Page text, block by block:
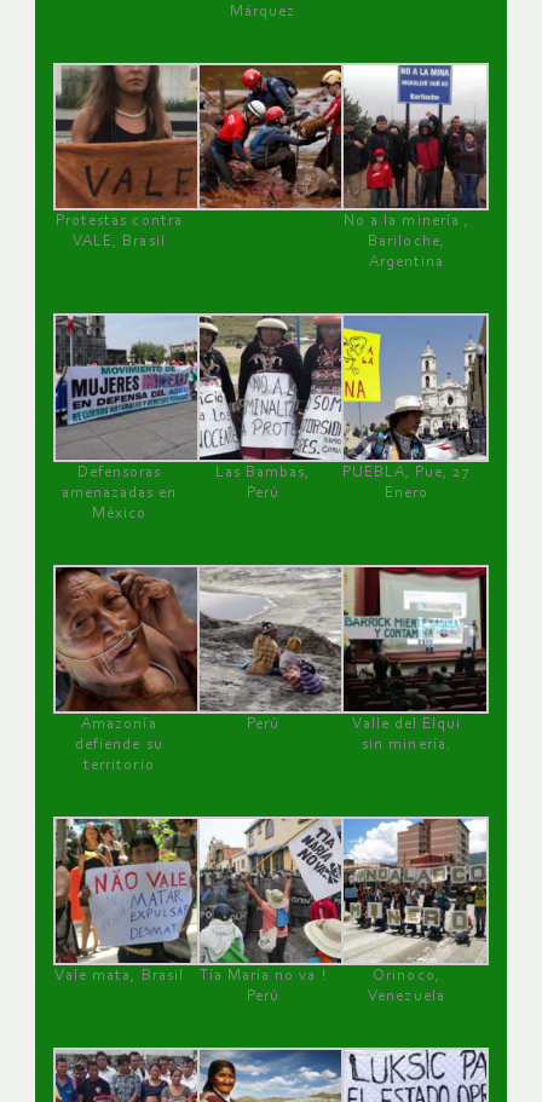
Márquez
Protestas contra
VALE, Brasil
No a la minería ,
Bariloche,
Argentina
Defensoras
amenazadas en
México
Las Bambas,
Perú
PUEBLA, Pue, 27
Enero
Amazonía
defiende su
territorio
Perú
Valle del Elqui
sin minería.
Vale mata, Brasil
Tía María no va !
Perú
Orinoco,
Venezuela